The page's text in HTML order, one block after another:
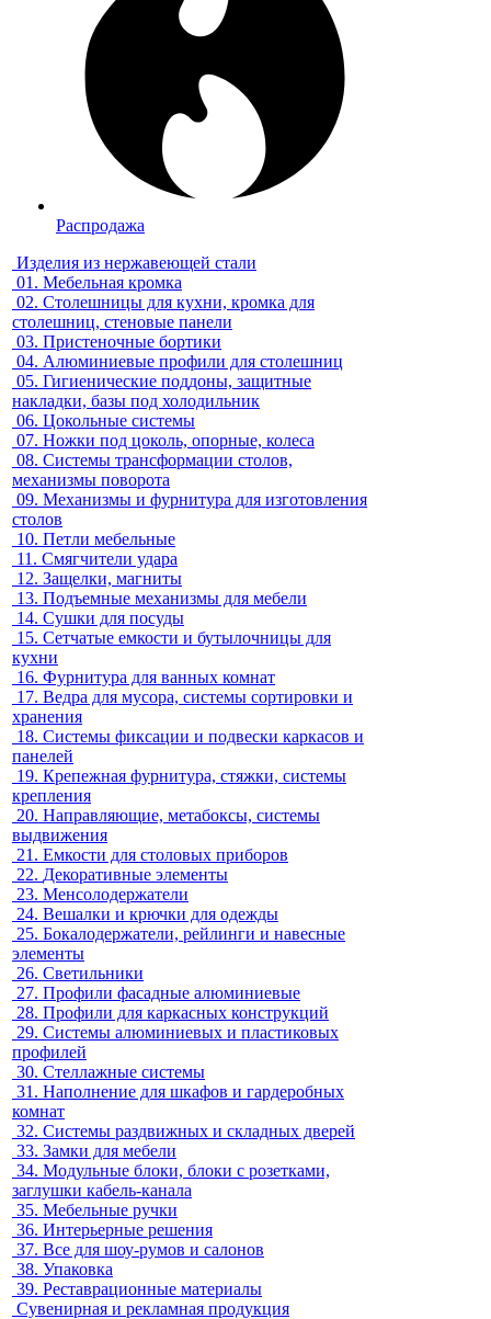
Распродажа
Изделия из нержавеющей стали
01. Мебельная кромка
02. Столешницы для кухни, кромка для
столешниц, стеновые панели
03. Пристеночные бортики
04. Алюминиевые профили для столешниц
05. Гигиенические поддоны, защитные
накладки, базы под холодильник
06. Цокольные системы
07. Ножки под цоколь, опорные, колеса
08. Системы трансформации столов,
механизмы поворота
09. Механизмы и фурнитура для изготовления
столов
10. Петли мебельные
11. Смягчители удара
12. Защелки, магниты
13. Подъемные механизмы для мебели
14. Сушки для посуды
15. Сетчатые емкости и бутылочницы для
кухни
16. Фурнитура для ванных комнат
17. Ведра для мусора, системы сортировки и
хранения
18. Системы фиксации и подвески каркасов и
панелей
19. Крепежная фурнитура, стяжки, системы
крепления
20. Направляющие, метабоксы, системы
выдвижения
21. Емкости для столовых приборов
22. Декоративные элементы
23. Менсолодержатели
24. Вешалки и крючки для одежды
25. Бокалодержатели, рейлинги и навесные
элементы
26. Светильники
27. Профили фасадные алюминиевые
28. Профили для каркасных конструкций
29. Системы алюминиевых и пластиковых
профилей
30. Стеллажные системы
31. Наполнение для шкафов и гардеробных
комнат
32. Системы раздвижных и складных дверей
33. Замки для мебели
34. Модульные блоки, блоки с розетками,
заглушки кабель-канала
35. Мебельные ручки
36. Интерьерные решения
37. Все для шоу-румов и салонов
38. Упаковка
39. Реставрационные материалы
Сувенирная и рекламная продукция